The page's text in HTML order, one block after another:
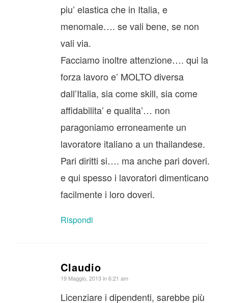
piu’ elastica che in Italia, e
menomale…. se vali bene, se non
vali via.
Facciamo inoltre attenzione…. qui la
forza lavoro e’ MOLTO diversa
dall’Italia, sia come skill, sia come
affidabilita’ e qualita’… non
paragoniamo erroneamente un
lavoratore italiano a un thailandese.
Pari diritti si…. ma anche pari doveri.
e qui spesso i lavoratori dimenticano
facilmente i loro doveri.
Rispondi
Claudio
dice:
19 Maggio, 2013 in 6:21 am
Licenziare i dipendenti, sarebbe più